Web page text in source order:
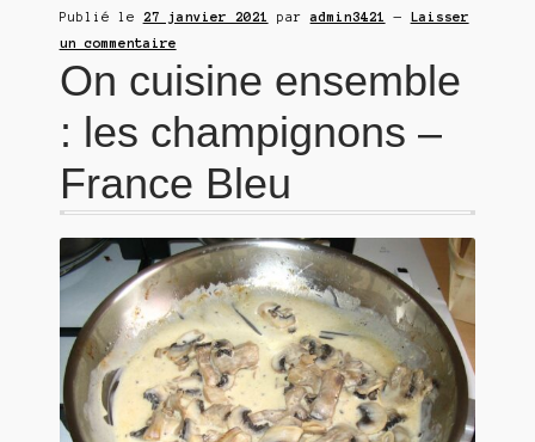
Publié le 27 janvier 2021 paradmin3421 — Laisser
un commentaire
On cuisine ensemble
: les champignons –
France Bleu